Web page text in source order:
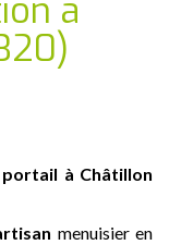
à
à Châtillon
menuisier en